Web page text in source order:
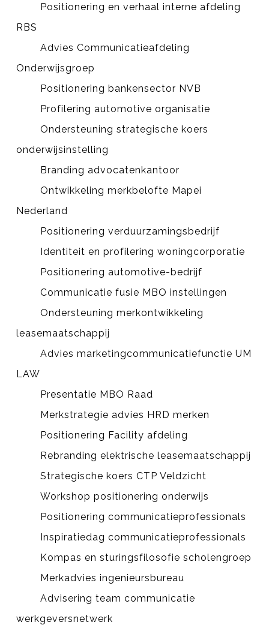
Positionering en verhaal interne afdeling
RBS
Advies Communicatieafdeling
Onderwijsgroep
Positionering bankensector NVB
Profilering automotive organisatie
Ondersteuning strategische koers
onderwijsinstelling
Branding advocatenkantoor
Ontwikkeling merkbelofte Mapei
Nederland
Positionering verduurzamingsbedrijf
Identiteit en profilering woningcorporatie
Positionering automotive-bedrijf
Communicatie fusie MBO instellingen
Ondersteuning merkontwikkeling
leasemaatschappij
Advies marketingcommunicatiefunctie UM
LAW
Presentatie MBO Raad
Merkstrategie advies HRD merken
Positionering Facility afdeling
Rebranding elektrische leasemaatschappij
Strategische koers CTP Veldzicht
Workshop positionering onderwijs
Positionering communicatieprofessionals
Inspiratiedag communicatieprofessionals
Kompas en sturingsfilosofie scholengroep
Merkadvies ingenieursbureau
Advisering team communicatie
werkgeversnetwerk